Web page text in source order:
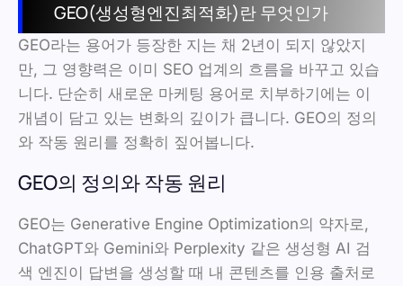
GEO(생성형엔진최적화)란 무엇인가
GEO라는 용어가 등장한 지는 채 2년이 되지 않았지
만, 그 영향력은 이미 SEO 업계의 흐름을 바꾸고 있습
니다. 단순히 새로운 마케팅 용어로 치부하기에는 이
개념이 담고 있는 변화의 깊이가 큽니다. GEO의 정의
와 작동 원리를 정확히 짚어봅니다.
GEO의 정의와 작동 원리
GEO는 Generative Engine Optimization의 약자로,
ChatGPT와 Gemini와 Perplexity 같은 생성형 AI 검
색 엔진이 답변을 생성할 때 내 콘텐츠를 인용 출처로